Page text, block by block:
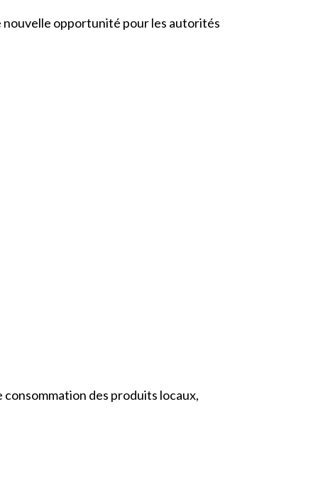
nouvelle opportunité pour les autorités
consommation des produits locaux,